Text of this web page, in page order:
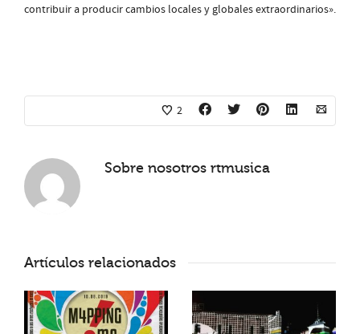
contribuir a producir cambios locales y globales extraordinarios».
2
Sobre nosotros rtmusica
Artículos relacionados